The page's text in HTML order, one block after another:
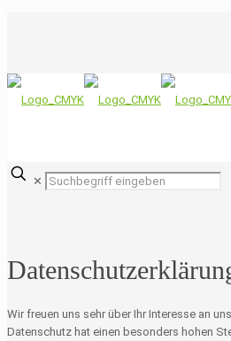
✕
Wir freuen uns sehr über Ihr Interesse an
Datenschutz hat einen besonders hohen